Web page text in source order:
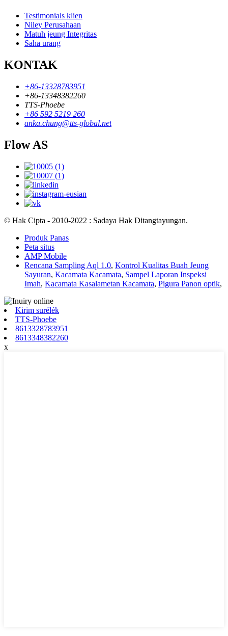
Testimonials klien
Niley Perusahaan
Matuh jeung Integritas
Saha urang
KONTAK
+86-13328783951
+86-13348382260
TTS-Phoebe
+86 592 5219 260
anka.chung@tts-global.net
Flow AS
© Hak Cipta - 2010-2022 : Sadaya Hak Ditangtayungan.
Produk Panas
Peta situs
AMP Mobile
Rencana Sampling Aql 1.0, Kontrol Kualitas Buah Jeung
Sayuran, Kacamata Kacamata, Sampel Laporan Inspeksi
Imah, Kacamata Kasalametan Kacamata, Pigura Panon optik,
Kirim surélék
TTS-Phoebe
8613328783951
8613348382260
x